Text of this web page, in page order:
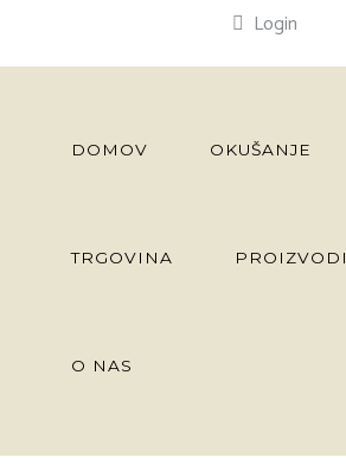
Login
DOMOV OKUŠANJE
TRGOVINA PROIZVODI
O NAS